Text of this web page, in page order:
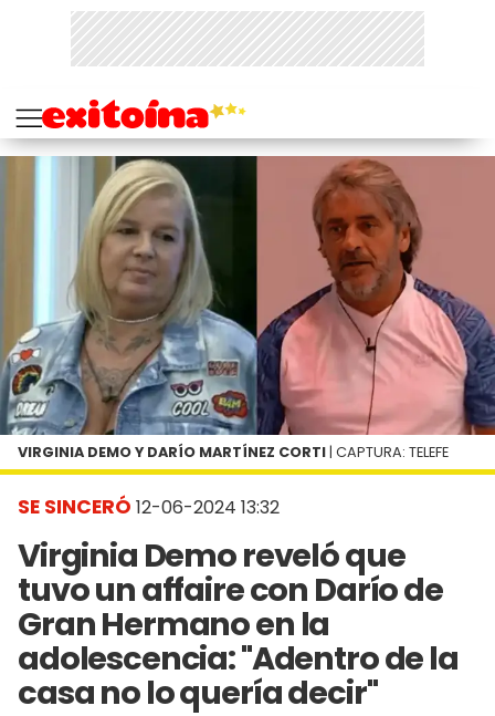
SE SINCERÓ 12-06-2024 13:32
Virginia Demo reveló que
tuvo un affaire con Darío de
Gran Hermano en la
adolescencia: "Adentro de la
casa no lo quería decir"
VIRGINIA DEMO Y DARÍO MARTÍNEZ CORTI | CAPTURA: TELEFE